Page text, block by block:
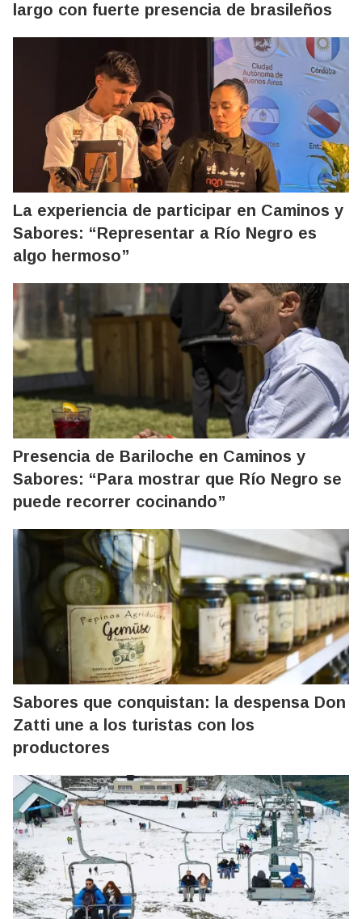
largo con fuerte presencia de brasileños
La experiencia de participar en Caminos y
Sabores: “Representar a Río Negro es
algo hermoso”
Presencia de Bariloche en Caminos y
Sabores: “Para mostrar que Río Negro se
puede recorrer cocinando”
Sabores que conquistan: la despensa Don
Zatti une a los turistas con los
productores